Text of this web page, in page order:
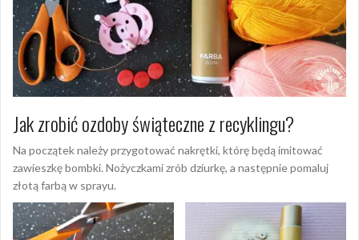
Jak zrobić ozdoby świąteczne z recyklingu?
Na początek należy przygotować nakrętki, którę będą imitować
zawieszkę bombki. Nożyczkami zrób dziurkę, a następnie pomaluj
złotą farbą w sprayu.